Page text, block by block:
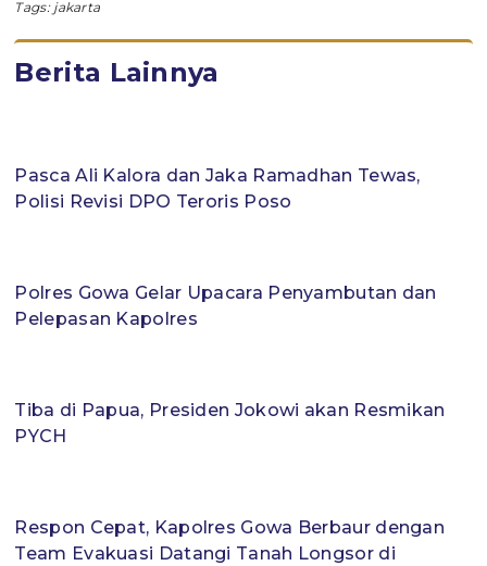
Tags: jakarta
Berita Lainnya
Pasca Ali Kalora dan Jaka Ramadhan Tewas,
Polisi Revisi DPO Teroris Poso
Polres Gowa Gelar Upacara Penyambutan dan
Pelepasan Kapolres
Tiba di Papua, Presiden Jokowi akan Resmikan
PYCH
Respon Cepat, Kapolres Gowa Berbaur dengan
Team Evakuasi Datangi Tanah Longsor di